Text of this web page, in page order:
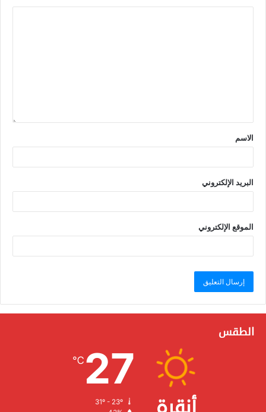
الاسم
البريد الإلكتروني
الموقع الإلكتروني
الطقس
27
℃